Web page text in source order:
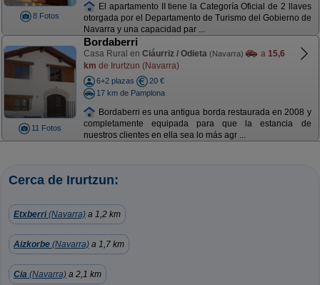
8 Fotos
El apartamento II tiene la Categoría Oficial de 2 llaves
otorgada por el Departamento de Turismo del Gobierno de
Navarra y una capacidad par ...
11 Fotos
Bordaberri
Casa Rural en Ciáurriz / Odieta (Navarra) a 15,6
km de Irurtzun (Navarra)
6+2 plazas
20 €
17 km de Pamplona
Bordaberri es una antigua borda restaurada en 2008 y
completamente equipada para que la estancia de
nuestros clientes en ella sea lo más agr ...
Cerca de Irurtzun:
Etxberri(Navarra) a 1,2 km
Aizkorbe (Navarra) a 1,7 km
Cia (Navarra) a 2,1 km